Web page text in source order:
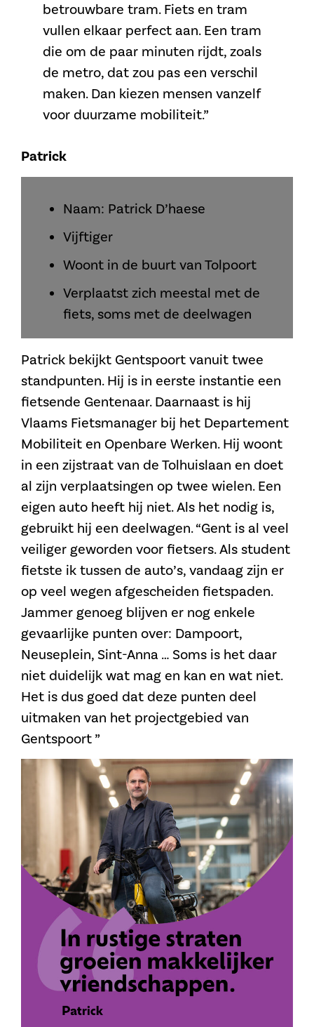
betrouwbare tram. Fiets en tram
vullen elkaar perfect aan. Een tram
die om de paar minuten rijdt, zoals
de metro, dat zou pas een verschil
maken. Dan kiezen mensen vanzelf
voor duurzame mobiliteit.”
Patrick
Naam: Patrick D’haese
Vijftiger
Woont in de buurt van Tolpoort
Verplaatst zich meestal met de
fiets, soms met de deelwagen
Patrick bekijkt Gentspoort vanuit twee
standpunten. Hij is in eerste instantie een
fietsende Gentenaar. Daarnaast is hij
Vlaams Fietsmanager bij het Departement
Mobiliteit en Openbare Werken. Hij woont
in een zijstraat van de Tolhuislaan en doet
al zijn verplaatsingen op twee wielen. Een
eigen auto heeft hij niet. Als het nodig is,
gebruikt hij een deelwagen. “Gent is al veel
veiliger geworden voor fietsers. Als student
fietste ik tussen de auto’s, vandaag zijn er
op veel wegen afgescheiden fietspaden.
Jammer genoeg blijven er nog enkele
gevaarlijke punten over: Dampoort,
Neuseplein, Sint-Anna … Soms is het daar
niet duidelijk wat mag en kan en wat niet.
Het is dus goed dat deze punten deel
uitmaken van het projectgebied van
Gentspoort ”